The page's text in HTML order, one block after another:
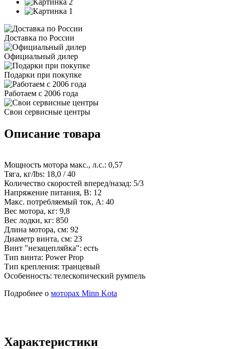
Доставка по России
Официальный дилер
Подарки при покупке
Работаем с 2006 года
Свои сервисные центры
Описание товара
Мощность мотора макс., л.с.: 0,57
Тяга, кг/lbs: 18,0 / 40
Количество скоростей вперед/назад: 5/3
Напряжение питания, В: 12
Макс. потребляемый ток, А: 40
Вес мотора, кг: 9,8
Вес лодки, кг: 850
Длина мотора, см: 92
Диаметр винта, см: 23
Винт "незацепляйка": есть
Тип винта: Power Prop
Тип крепления: транцевый
Особенность: телескопический румпель
Подробнее о моторах Minn Kota
Характеристики